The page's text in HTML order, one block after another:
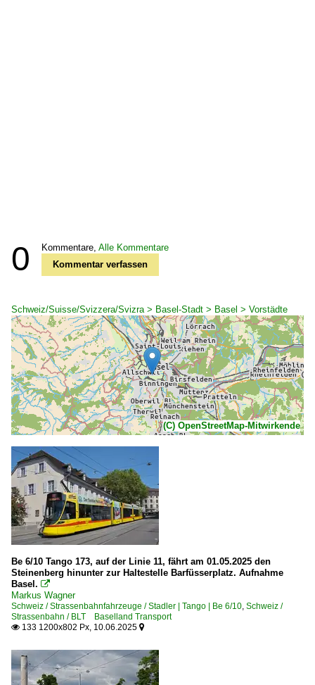
0 Kommentare, Alle Kommentare
Kommentar verfassen
Schweiz/Suisse/Svizzera/Svizra > Basel-Stadt > Basel > Vorstädte
(C) OpenStreetMap-Mitwirkende
Be 6/10 Tango 173, auf der Linie 11, fährt am 01.05.2025 den
Steinenberg hinunter zur Haltestelle Barfüsserplatz. Aufnahme
Basel. 
Markus Wagner
Schweiz / Strassenbahnfahrzeuge / Stadler | Tango | Be 6/10, Schweiz /
Strassenbahn / BLT Baselland Transport
 133 1200x802 Px, 10.06.2025 